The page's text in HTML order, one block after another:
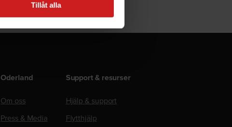
Tillåt alla
Oderland
Om oss
Press & Media
Support & resurser
Hjälp & support
Flytthjälp